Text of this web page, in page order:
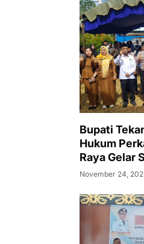
Bupati
Hukum
Raya Gelar
Tiga
November 24,